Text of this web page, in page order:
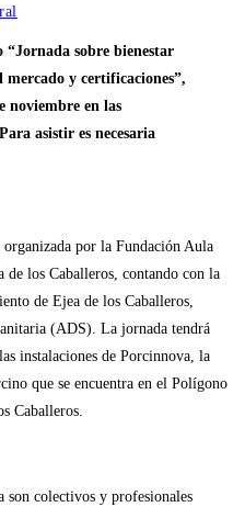
sobre bienestar
mercado y certificaciones”,
noviembre en las
asistir es necesaria
por la Fundación Aula
los Caballeros, contando con la
de Ejea de los Caballeros,
(ADS). La jornada tendrá
instalaciones de Porcinnova, la
que se encuentra en el Polígono
Caballeros.
son colectivos y profesionales